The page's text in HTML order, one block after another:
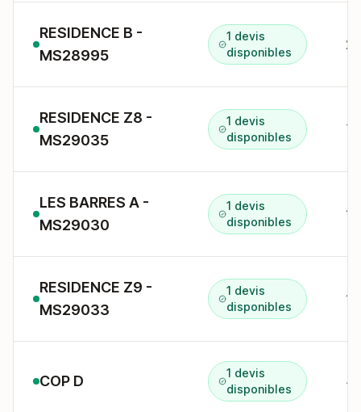
RESIDENCE B -
MS28995
1 devis
disponibles
2
RESIDENCE Z8 -
MS29035
1 devis
disponibles
7
LES BARRES A -
MS29030
1 devis
disponibles
1
RESIDENCE Z9 -
MS29033
1 devis
disponibles
1
COP D
1 devis
disponibles
4